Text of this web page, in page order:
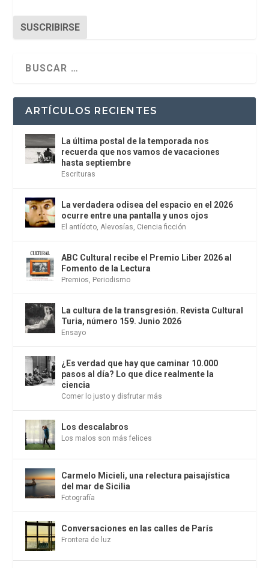
SUSCRIBIRSE
ARTÍCULOS RECIENTES
La última postal de la temporada nos
recuerda que nos vamos de vacaciones
hasta septiembre
Escrituras
La verdadera odisea del espacio en el 2026
ocurre entre una pantalla y unos ojos
El antídoto,Alevosías, Ciencia ficción
ABC Cultural recibe el Premio Liber 2026 al
Fomento de la Lectura
Premios, Periodismo
La cultura de la transgresión. Revista Cultural
Turia, número 159. Junio 2026
Ensayo
¿Es verdad que hay que caminar 10.000
pasos al día? Lo que dice realmente la
ciencia
Comer lo justo y disfrutar más
Los descalabros
Los malos son más felices
Carmelo Micieli, una relectura paisajística
del mar de Sicilia
Fotografía
Conversaciones en las calles de París
Frontera de luz